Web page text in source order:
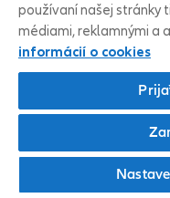
používaní našej stránky
médiami, reklamnými a
informácií o cookies